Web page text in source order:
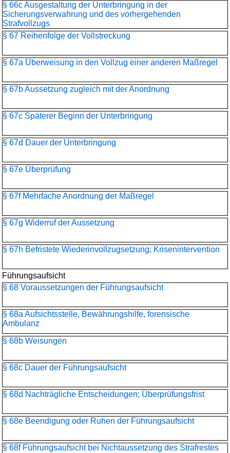
§ 66c Ausgestaltung der Unterbringung in der
Sicherungsverwahrung und des vorhergehenden
Strafvollzugs
§ 67 Reihenfolge der Vollstreckung
§ 67a Überweisung in den Vollzug einer anderen Maßregel
§ 67b Aussetzung zugleich mit der Anordnung
§ 67c Späterer Beginn der Unterbringung
§ 67d Dauer der Unterbringung
§ 67e Überprüfung
§ 67f Mehrfache Anordnung der Maßregel
§ 67g Widerruf der Aussetzung
§ 67h Befristete Wiederinvollzugsetzung; Krisenintervention
Führungsaufsicht
§ 68 Voraussetzungen der Führungsaufsicht
§ 68a Aufsichtsstelle, Bewährungshilfe, forensische
Ambulanz
§ 68b Weisungen
§ 68c Dauer der Führungsaufsicht
§ 68d Nachträgliche Entscheidungen; Überprüfungsfrist
§ 68e Beendigung oder Ruhen der Führungsaufsicht
§ 68f Führungsaufsicht bei Nichtaussetzung des Strafrestes